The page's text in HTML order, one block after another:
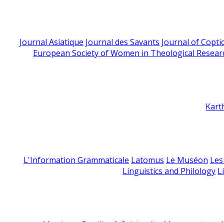
Journal Asiatique Journal des Savants Journal of
European Society of Women in Theological
L'Information Grammaticale Latomus Le Muséon
Linguistics and Philology